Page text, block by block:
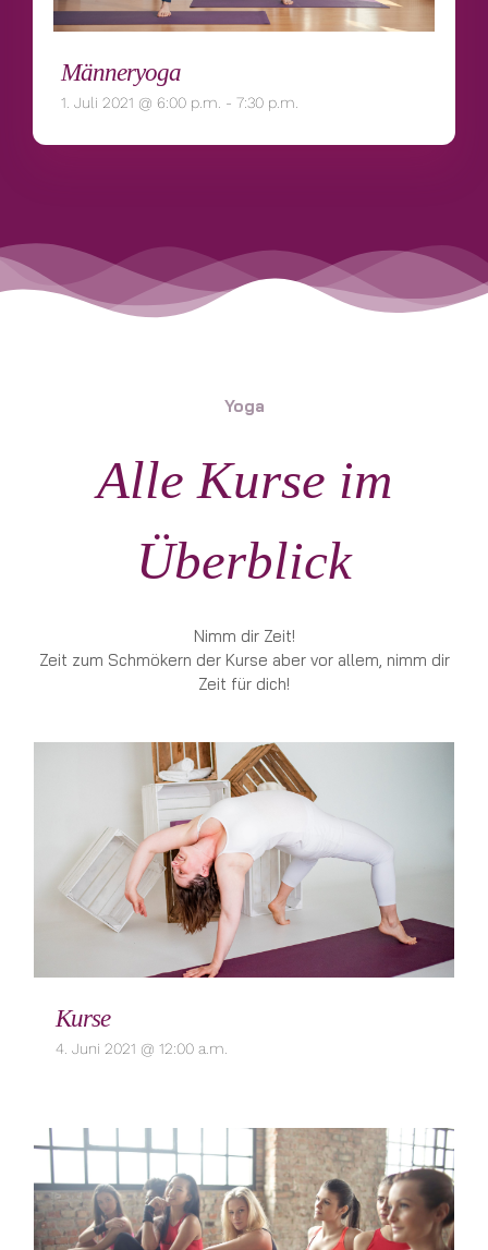
Männeryoga
1. Juli 2021 @ 6:00 p.m. - 7:30 p.m.
Yoga
Alle Kurse im
Überblick
Nimm dir Zeit!
Zeit zum Schmökern der Kurse aber vor allem, nimm dir
Zeit für dich!
Kurse
4. Juni 2021 @ 12:00 a.m.